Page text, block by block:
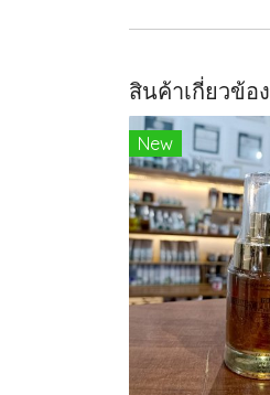
สินค้าเกี่ยวข้อง
New